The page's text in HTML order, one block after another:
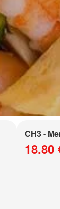
CH3 -
18.80